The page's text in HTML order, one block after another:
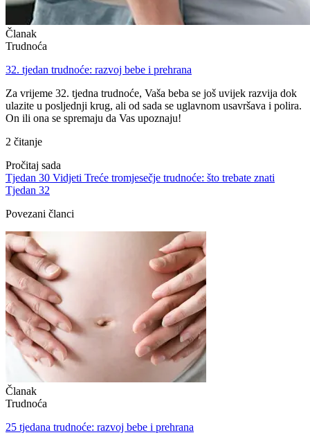
Članak
Trudnoća
32. tjedan trudnoće: razvoj bebe i prehrana
Za vrijeme 32. tjedna trudnoće, Vaša beba se još uvijek razvija dok
ulazite u posljednji krug, ali od sada se uglavnom usavršava i polira.
On ili ona se spremaju da Vas upoznaju!
2 čitanje
Pročitaj sada
Tjedan 30 Vidjeti Treće tromjesečje trudnoće: što trebate znati
Tjedan 32
Povezani članci
Članak
Trudnoća
25 tjedana trudnoće: razvoj bebe i prehrana